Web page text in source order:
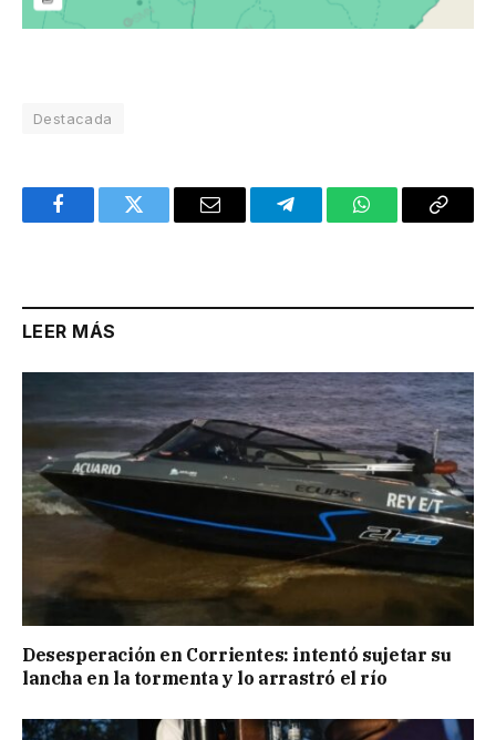
Destacada
FacebookTwitter Email TelegramWhatsAppCopy
LEER MÁS
Desesperación en Corrientes: intentó sujetar su
lancha en la tormenta y lo arrastró el río